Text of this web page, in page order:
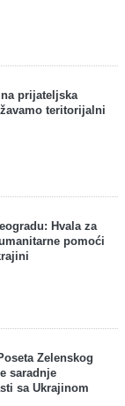
prijateljska
teritorijalni
Hvala za
pomoći
Zelenskog
saradnje
sa Ukrajinom